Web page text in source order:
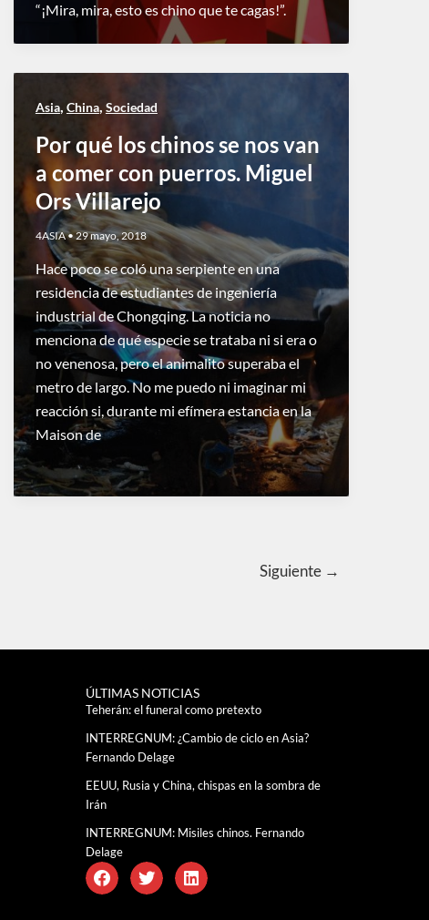
“¡Mira, mira, esto es chino que te cagas!”.
Asia, China, Sociedad
Por qué los chinos se nos van
a comer con puerros. Miguel
Ors Villarejo
4ASIA•29 mayo, 2018
Hace poco se coló una serpiente en una
residencia de estudiantes de ingeniería
industrial de Chongqing. La noticia no
menciona de qué especie se trataba ni si era o
no venenosa, pero el animalito superaba el
metro de largo. No me puedo ni imaginar mi
reacción si, durante mi efímera estancia en la
Maison de
Siguiente →
ÚLTIMAS NOTICIAS
Teherán: el funeral como pretexto
INTERREGNUM: ¿Cambio de ciclo en Asia?
Fernando Delage
EEUU, Rusia y China, chispas en la sombra de
Irán
INTERREGNUM: Misiles chinos. Fernando
Delage